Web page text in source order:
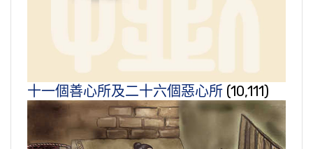
十一個善心所及二十六個惡心所 (10,111)